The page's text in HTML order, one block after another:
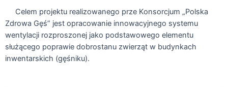
Celem projektu realizowanego prze Konsorcjum „Polska
Zdrowa Gęś” jest opracowanie innowacyjnego systemu
wentylacji rozproszonej jako podstawowego elementu
służącego poprawie dobrostanu zwierząt w budynkach
inwentarskich (gęśniku).